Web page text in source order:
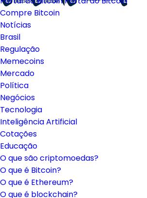
Compre Bitcoin
Notícias
Brasil
Regulação
Memecoins
Mercado
Política
Negócios
Tecnologia
Inteligência Artificial
Cotações
Educação
O que são criptomoedas?
O que é Bitcoin?
O que é Ethereum?
O que é blockchain?